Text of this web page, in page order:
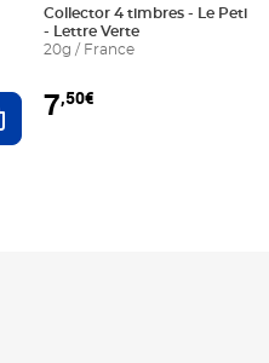
Ajouter au panier
Collector 4 timbres - Le Petit
- Lettre Verte
20g / France
7,50€